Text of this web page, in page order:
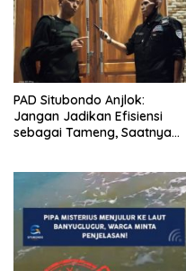
PAD Situbondo Anjlok:
Jangan Jadikan Efisiensi
sebagai Tameng, Saatnya